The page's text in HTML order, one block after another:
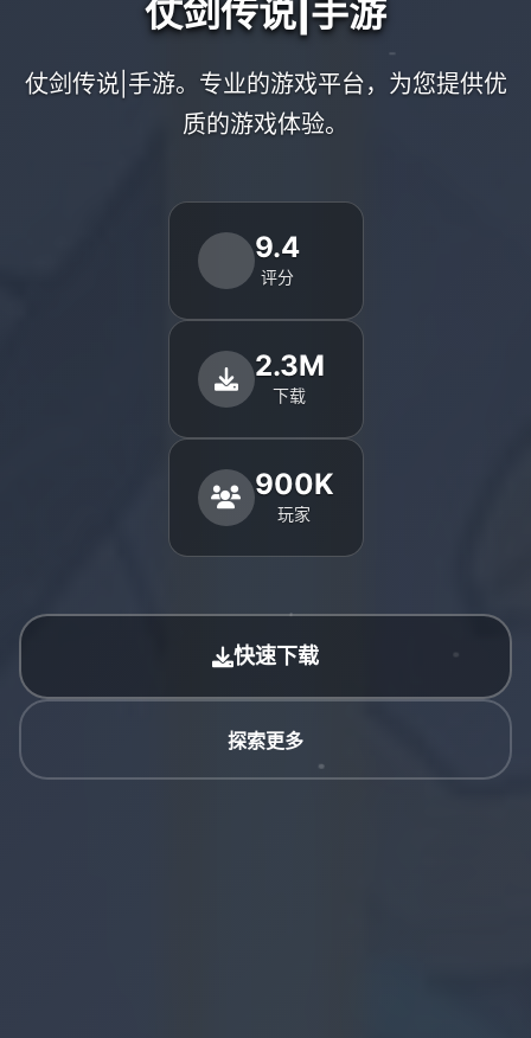
仗剑传说|手游
仗剑传说|手游。专业的游戏平台，为您提供优
质的游戏体验。
9.4
评分
2.3M
下载
900K
玩家
快速下载
探索更多